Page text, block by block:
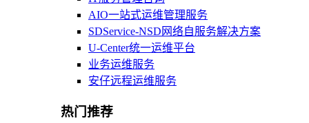
AIO一站式运维管理服务
SDService-NSD网络自服务解决方案
U-Center统一运维平台
业务运维服务
安仔远程运维服务
热门推荐